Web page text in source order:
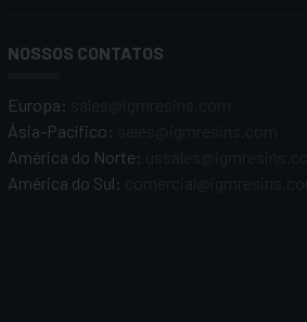
NOSSOS CONTATOS
Europa:
Ásia-Pacífico:
América do Norte:
América do Sul: